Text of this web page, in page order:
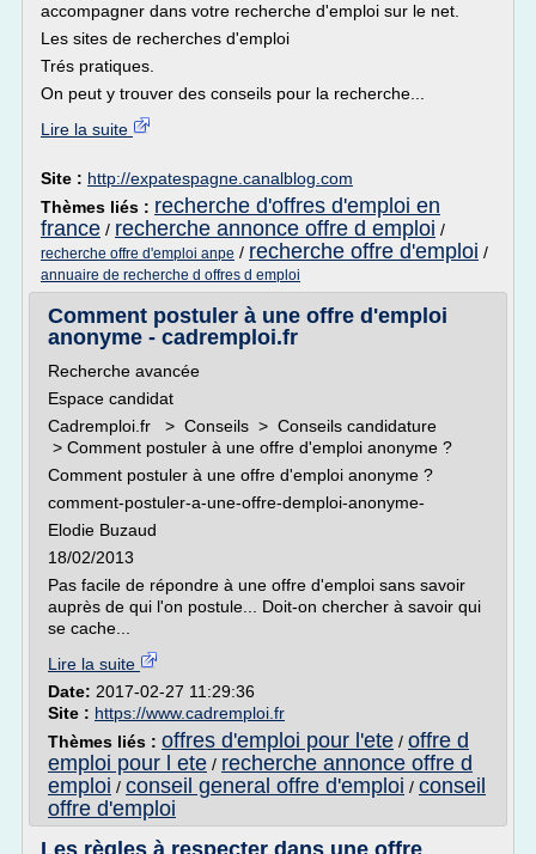
accompagner dans votre recherche d'emploi sur le net.
Les sites de recherches d'emploi
Trés pratiques.
On peut y trouver des conseils pour la recherche...
Lire la suite
Site : http://expatespagne.canalblog.com
Thèmes liés : recherche d'offres d'emploi en
france / recherche annonce offre d emploi /
recherche offre d'emploi anpe / recherche offre d'emploi /
annuaire de recherche d offres d emploi
Comment postuler à une offre d'emploi
anonyme - cadremploi.fr
Recherche avancée
Espace candidat
Cadremploi.fr > Conseils > Conseils candidature
> Comment postuler à une offre d'emploi anonyme ?
Comment postuler à une offre d'emploi anonyme ?
comment-postuler-a-une-offre-demploi-anonyme-
Elodie Buzaud
18/02/2013
Pas facile de répondre à une offre d'emploi sans savoir
auprès de qui l'on postule... Doit-on chercher à savoir qui
se cache...
Lire la suite
Date: 2017-02-27 11:29:36
Site : https://www.cadremploi.fr
Thèmes liés : offres d'emploi pour l'ete / offre d
emploi pour l ete / recherche annonce offre d
emploi / conseil general offre d'emploi / conseil
offre d'emploi
Les règles à respecter dans une offre